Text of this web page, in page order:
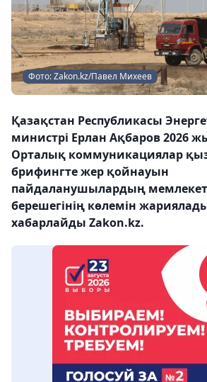
Фото: Zakon.kz/Павел Михеев
Қазақстан Республикасы
министрі Ерлан Ақбаров 2026
Орталық коммуникациялар
брифингте жер қойнауын
пайдаланушылардың
берешегінің көлемін
хабарлайды Zakon.kz.